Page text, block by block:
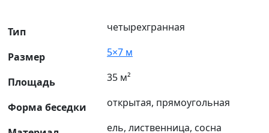
Тип четырехгранная
Размер 5×7 м
Площадь 35 м²
Форма беседки открытая, прямоугольная
ель, лиственница, сосна